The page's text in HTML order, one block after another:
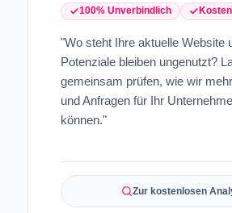
100% Unverbindlich
"Wo steht Ihre aktuelle Website
Potenziale bleiben ungenutzt?
gemeinsam prüfen, wie wir
und Anfragen für Ihr
können."
Zur kostenlosen